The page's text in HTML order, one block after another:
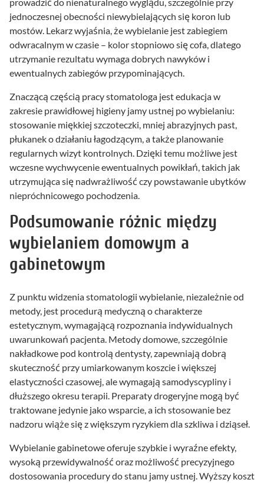
jednoczesnej obecności niewybielających się koron lub
mostów. Lekarz wyjaśnia, że wybielanie jest zabiegiem
odwracalnym w czasie – kolor stopniowo się cofa, dlatego
utrzymanie rezultatu wymaga dobrych nawyków i
ewentualnych zabiegów przypominających.
Znaczącą częścią pracy stomatologa jest edukacja w
zakresie prawidłowej higieny jamy ustnej po wybielaniu:
stosowanie miękkiej szczoteczki, mniej abrazyjnych past,
płukanek o działaniu łagodzącym, a także planowanie
regularnych wizyt kontrolnych. Dzięki temu możliwe jest
wczesne wychwycenie ewentualnych powikłań, takich jak
utrzymująca się nadwrażliwość czy powstawanie ubytków
niepróchnicowego pochodzenia.
Podsumowanie różnic między
wybielaniem domowym a
gabinetowym
Z punktu widzenia stomatologii wybielanie, niezależnie od
metody, jest procedurą medyczną o charakterze
estetycznym, wymagającą rozpoznania indywidualnych
uwarunkowań pacjenta. Metody domowe, szczególnie
nakładkowe pod kontrolą dentysty, zapewniają dobrą
skuteczność przy umiarkowanym koszcie i większej
elastyczności czasowej, ale wymagają samodyscypliny i
dłuższego okresu terapii. Preparaty drogeryjne mogą być
traktowane jedynie jako wsparcie, a ich stosowanie bez
nadzoru wiąże się z większym ryzykiem dla szkliwa i dziąseł.
Wybielanie gabinetowe oferuje szybkie i wyraźne efekty,
wysoką przewidywalność oraz możliwość precyzyjnego
dostosowania procedury do stanu jamy ustnej. Wyższy koszt